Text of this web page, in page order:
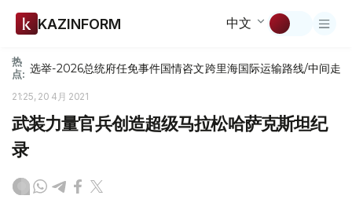
KAZINFORM 中文
热
点: 选举-2026总统府任免事件国情咨文跨里海国际运输路线/中间走廊
21:25, 20 4月 2021
武装力量官兵创造超级马拉松哈萨克斯坦纪
录